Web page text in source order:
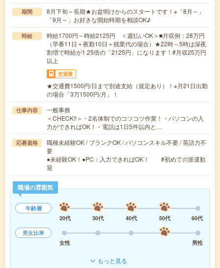
期間
8月下旬～長期★お盆明けからのスタートです！※「8月～」
「9月～」お好きな開始時期を相談OK♪
時給
時給1700円～時給2125円 ＜週払いOK＞■月収例：28万円
（早番11日＋夜勤10日＋残業代の場合）★22時～5時は深夜
割増で時給が1.25倍の「2125円」になります！#月収25万円
以上
交通費
★交通費1500円/日まで別途支給（規定あり）！※月21日出勤
の場合「3万1500円/月」！
仕事内容
一般事務
＜CHECK!!＞・2名体制でのコツコツ作業！・パソコンの入
力ができればOK！・電話は1日5件以内と…
応募資格
職種未経験OK / ブランクOK / パソコンスキル不要 / 英語力不
要
●未経験OK！●PC：入力できればOK！ #初めての派遣歓
迎
職場の雰囲気
年齢層
20代
30代 40代 50代
60代
男女比率
女性
男性
もっと見る